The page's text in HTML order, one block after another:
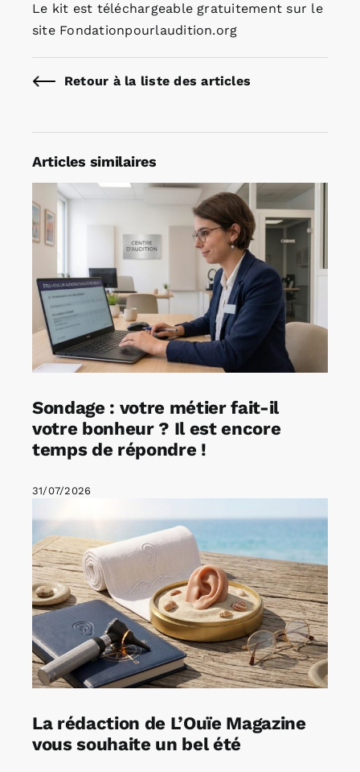
Le kit est téléchargeable gratuitement sur le
site Fondationpourlaudition.org
Retour à la liste des articles
Articles similaires
Sondage : votre métier fait-il
votre bonheur ? Il est encore
temps de répondre !
31/07/2026
La rédaction de L’Ouïe Magazine
vous souhaite un bel été